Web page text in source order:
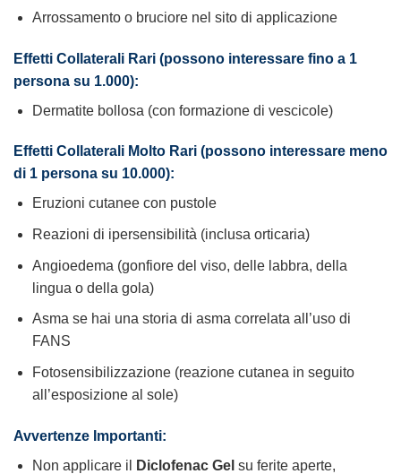
Arrossamento o bruciore nel sito di applicazione
Effetti Collaterali Rari (possono interessare fino a 1
persona su 1.000):
Dermatite bollosa (con formazione di vescicole)
Effetti Collaterali Molto Rari (possono interessare meno
di 1 persona su 10.000):
Eruzioni cutanee con pustole
Reazioni di ipersensibilità (inclusa orticaria)
Angioedema (gonfiore del viso, delle labbra, della
lingua o della gola)
Asma se hai una storia di asma correlata all’uso di
FANS
Fotosensibilizzazione (reazione cutanea in seguito
all’esposizione al sole)
Avvertenze Importanti:
Non applicare il
Diclofenac Gel su ferite aperte,